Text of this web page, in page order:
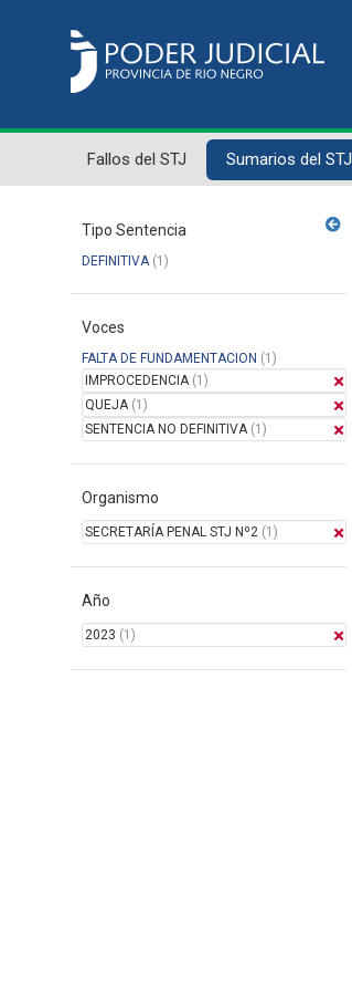
Fallos del STJ Sumarios del STJ
Tipo Sentencia
DEFINITIVA(1)
Voces
FALTA DE FUNDAMENTACION (1)
IMPROCEDENCIA(1)
QUEJA(1)
SENTENCIA NO DEFINITIVA(1)
Organismo
SECRETARÍA PENAL STJ Nº2 (1)
Año
2023 (1)